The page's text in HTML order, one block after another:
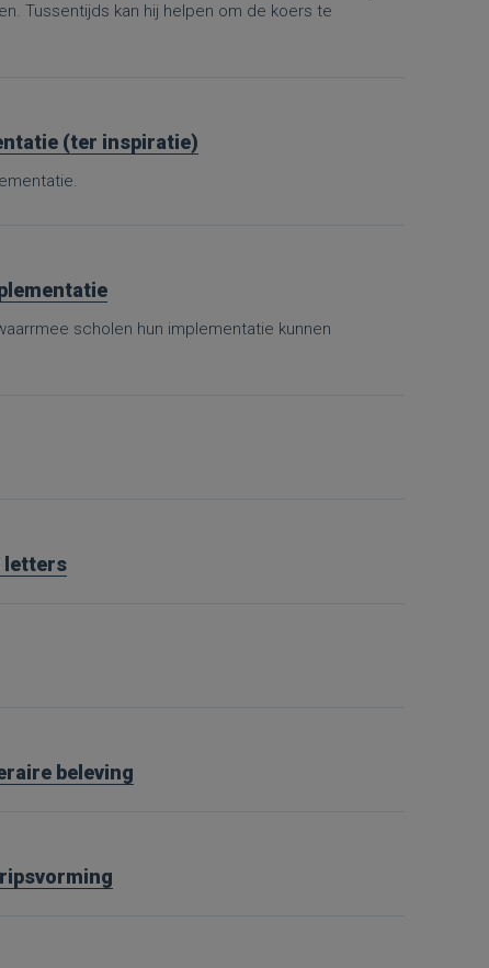
Tussentijds kan hij helpen om de koers te
(ter inspiratie)
scholen hun implementatie kunnen
letters
beleving